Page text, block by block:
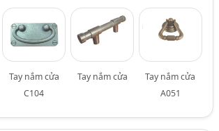
Tay nắm cửa
C104
Tay nắm cửa
Tay nắm cửa
A051